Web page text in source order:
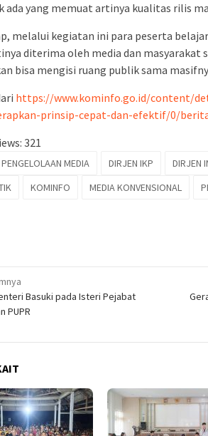
ada yang memuat artinya kualitas rilis
melalui kegiatan ini para peserta
diterima oleh media dan masyarakat
bisa mengisi ruang publik sama
https://www.kominfo.go.id/content/
prinsip-cepat-dan-efektif/0/
321
MEDIA DIRJEN IKP
DIRJEN
KOMINFO MEDIA KONVENSIONAL
Basuki pada Isteri Pejabat
PUPR